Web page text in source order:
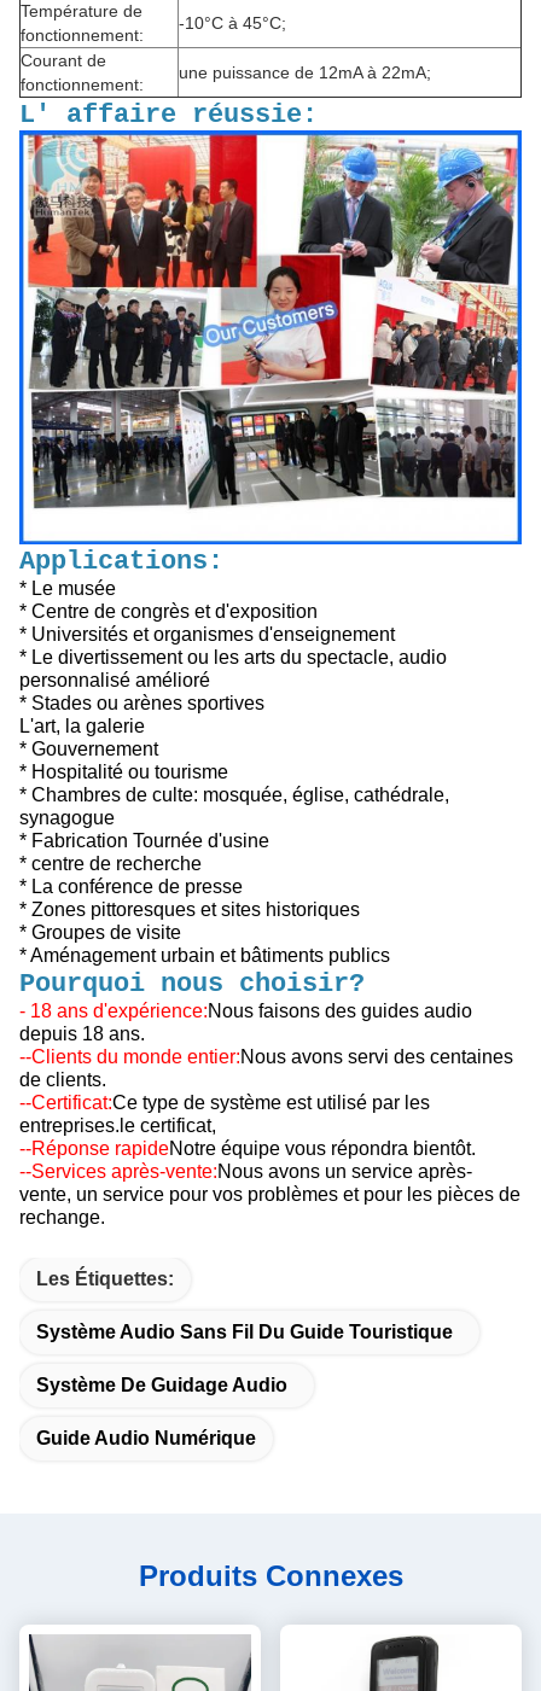
Température de
fonctionnement:
-10°C à 45°C;
Courant de
fonctionnement:
une puissance de 12mA à 22mA;
L' affaire réussie:
Applications:
* Le musée
* Centre de congrès et d'exposition
* Universités et organismes d'enseignement
* Le divertissement ou les arts du spectacle, audio
personnalisé amélioré
* Stades ou arènes sportives
L'art, la galerie
* Gouvernement
* Hospitalité ou tourisme
* Chambres de culte: mosquée, église, cathédrale,
synagogue
* Fabrication Tournée d'usine
* centre de recherche
* La conférence de presse
* Zones pittoresques et sites historiques
* Groupes de visite
* Aménagement urbain et bâtiments publics
Pourquoi nous choisir?
- 18 ans d'expérience:Nous faisons des guides audio
depuis 18 ans.
--Clients du monde entier:Nous avons servi des centaines
de clients.
--Certificat:Ce type de système est utilisé par les
entreprises. le certificat,
--Réponse rapideNotre équipe vous répondra bientôt.
--Services après-vente:Nous avons un service après-
vente, un service pour vos problèmes et pour les pièces de
rechange.
Les Étiquettes:
Système Audio Sans Fil Du Guide Touristique
Système De Guidage Audio
Guide Audio Numérique
Produits Connexes